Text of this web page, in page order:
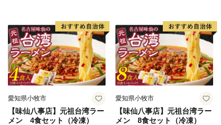
愛知県小牧市
【味仙八事店】元祖台湾ラー
メン 4食セット（冷凍）
愛知県小牧市
【味仙八事店】元祖台湾ラー
メン 8食セット（冷凍）